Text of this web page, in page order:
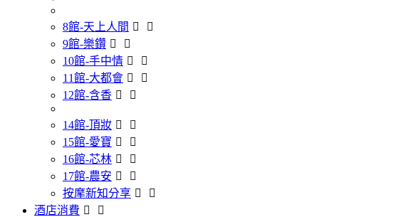
8館-天上人間
9館-樂鑽
10館-手中情
11館-大都會
12館-含香
14館-頂妝
15館-愛寶
16館-芯林
17館-農安
按摩新知分享
酒店消費